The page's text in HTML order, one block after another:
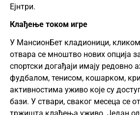
Ејнтри.
Клађење током игре
У МансионБет кладионици, кликом
отвара се мноштво нових опција
спортски догађаји имају редовно
фудбалом, тенисом, кошарком,
активностима уживо које су
бази. У ствари, сваког месеца се